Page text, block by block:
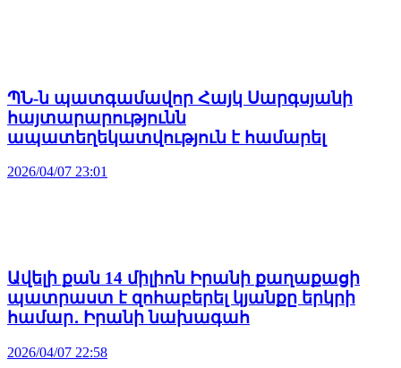
ՊՆ-ն պատգամավոր Հայկ Սարգսյանի
հայտարարությունն
ապատեղեկատվություն է համարել
2026/04/07 23:01
Ավելի քան 14 միլիոն Իրանի քաղաքացի
պատրաստ է զոհաբերել կյանքը երկրի
համար․ Իրանի նախագահ
2026/04/07 22:58